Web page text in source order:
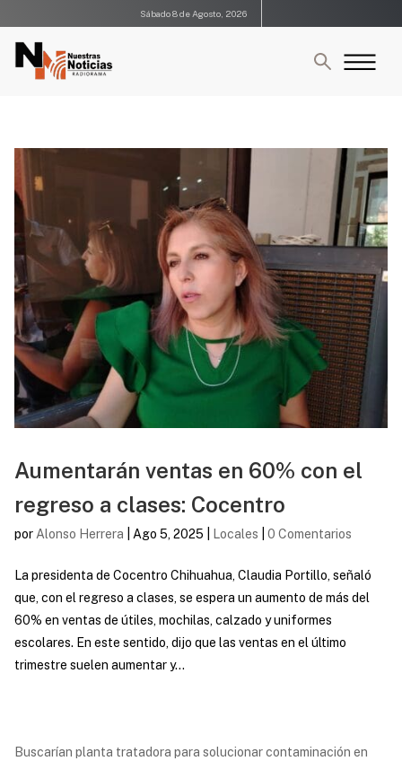
Sábado 8 de Agosto, 2026
Aumentarán ventas en 60% con el
regreso a clases: Cocentro
porAlonso Herrera Ago 5, 2025 Locales 0 Comentarios
La presidenta de Cocentro Chihuahua, Claudia Portillo, señaló
que, con el regreso a clases, se espera un aumento de más del
60% en ventas de útiles, mochilas, calzado y uniformes
escolares. En este sentido, dijo que las ventas en el último
trimestre suelen aumentar y...
Buscarían planta tratadora para solucionar contaminación en